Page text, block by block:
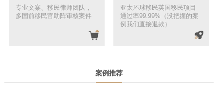
专业文案、移民律师团队，
多国前移民官助阵审核案件
亚太环球移民英国移民项目
通过率99.99%（没把握的案
例我们直接退款）
案例推荐